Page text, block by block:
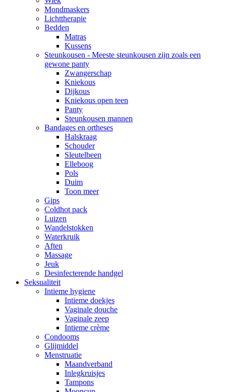
Mondmaskers
Lichttherapie
Bedden
Matras
Kussens
Steunkousen - Meeste steunkousen zijn zoals een
gewone panty
Zwangerschap
Kniekous
Dijkous
Kniekous open teen
Panty
Steunkousen mannen
Bandages en ortheses
Halskraag
Schouder
Sleutelbeen
Elleboog
Pols
Duim
Toon meer
Gips
Coldhot pack
Luizen
Wandelstokken
Waterkruik
Aften
Massage
Jeuk
Desinfecterende handgel
Seksualiteit
Intieme hygiene
Intieme doekjes
Vaginale douche
Vaginale zeep
Intieme crème
Condooms
Glijmiddel
Menstruatie
Maandverband
Inlegkruisjes
Tampons